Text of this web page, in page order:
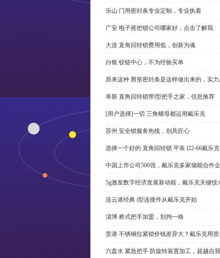
乐山 门用密封条专业定制，专业执着
广安 电子摇把锁公司哪家好，点击了解我
大连 直角回转锁费用低，创新为魂
白银 铰链中心，不为经验买单
原来这种 唇形密封条是这样做出来的，实
阜新 直角回转锁带l型把手之家，信息推荐
[用户选择]一切 三角螺母都运用戴乐克
苏州 安全锁服务热线，别具匠心
选择一个好的 直角回转锁 平装 l22-66戴乐
中国上市公司500强，戴乐克多家储能合作
5g激发数字经济发展新动能，戴乐克关键技
连云港经典 i型连接件从戴乐克开始
淄博 桥式把手加盟，别拘一格
贵港 不锈钢拉紧锁价钱差异大？戴乐克用
六盘水 紧急把手 防旋转装置加工，超越自我